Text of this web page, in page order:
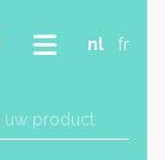
nl fr